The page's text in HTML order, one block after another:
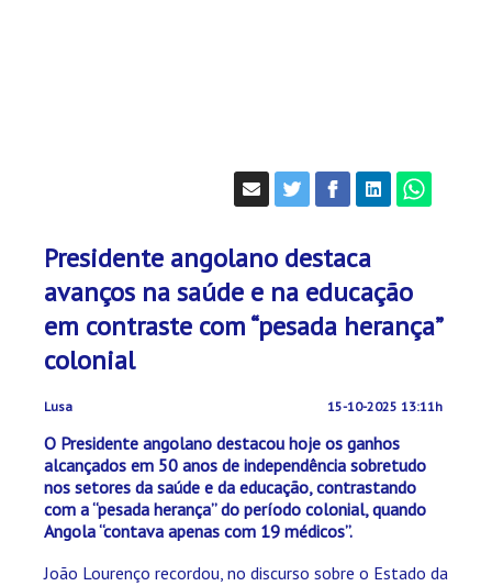
Presidente angolano destaca
avanços na saúde e na educação
em contraste com “pesada herança”
colonial
Lusa 15-10-2025 13:11h
O Presidente angolano destacou hoje os ganhos
alcançados em 50 anos de independência sobretudo
nos setores da saúde e da educação, contrastando
com a “pesada herança” do período colonial, quando
Angola “contava apenas com 19 médicos”.
João Lourenço recordou, no discurso sobre o Estado da